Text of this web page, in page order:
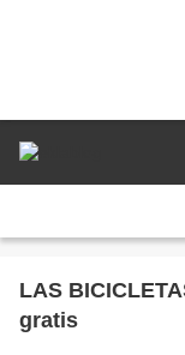
LAS
gratis